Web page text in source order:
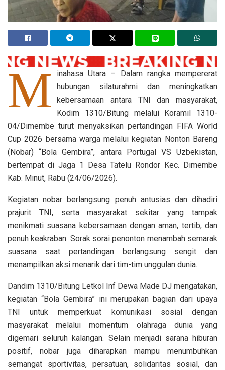
M
inahasa Utara – Dalam rangka mempererat
hubungan silaturahmi dan meningkatkan
kebersamaan antara TNI dan masyarakat,
Kodim 1310/Bitung melalui Koramil 1310-
04/Dimembe turut menyaksikan pertandingan FIFA World
Cup 2026 bersama warga melalui kegiatan Nonton Bareng
(Nobar) “Bola Gembira”, antara Portugal VS Uzbekistan,
bertempat di Jaga 1 Desa Tatelu Rondor Kec. Dimembe
Kab. Minut, Rabu (24/06/2026).
Kegiatan nobar berlangsung penuh antusias dan dihadiri
prajurit TNI, serta masyarakat sekitar yang tampak
menikmati suasana kebersamaan dengan aman, tertib, dan
penuh keakraban. Sorak sorai penonton menambah semarak
suasana saat pertandingan berlangsung sengit dan
menampilkan aksi menarik dari tim-tim unggulan dunia.
Dandim 1310/Bitung Letkol Inf Dewa Made DJ mengatakan,
kegiatan “Bola Gembira” ini merupakan bagian dari upaya
TNI untuk memperkuat komunikasi sosial dengan
masyarakat melalui momentum olahraga dunia yang
digemari seluruh kalangan. Selain menjadi sarana hiburan
positif, nobar juga diharapkan mampu menumbuhkan
semangat sportivitas, persatuan, solidaritas sosial, dan